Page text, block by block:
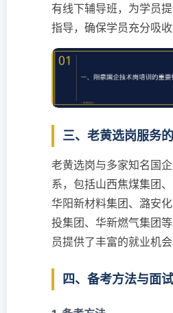
有线下辅导班，为学员
指导，确保学员充分吸收
三、老黄选岗服务
老黄选岗与多家知名国
系，包括山西焦煤集团、
华阳新材料集团、潞安
投集团、华新燃气集团
员提供了丰富的就业机会
四、备考方法与面